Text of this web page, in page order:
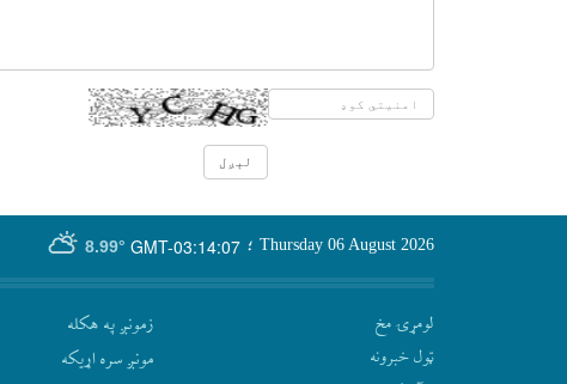
GMT-03:14:07
8.99° Thursday 06 August 2026 ؛
لومړۍ مخ
ټول خبرونه
زمونږ په هکله
مونږ سره اړيکه